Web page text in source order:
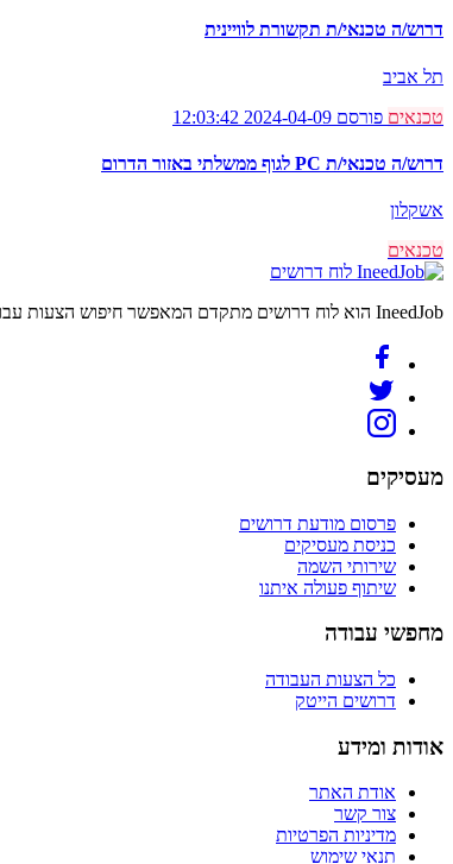
דרוש/ה טכנאי/ת תקשורת לוויינית
תל אביב
טכנאים פורסם 2024-04-09 12:03:42
דרוש/ה טכנאי/ת PC לגוף ממשלתי באזור הדרום
אשקלון
טכנאים
לוח דרושים
IneedJob הוא לוח דרושים מתקדם המאפשר חיפוש הצעות עבודה בקלות. מצאו את הקריירה החדשה שלכם היום.
מעסיקים
פרסום מודעת דרושים
כניסת מעסיקים
שירותי השמה
שיתוף פעולה איתנו
מחפשי עבודה
כל הצעות העבודה
דרושים הייטק
אודות ומידע
אודת האתר
צור קשר
מדיניות הפרטיות
תנאי שימוש